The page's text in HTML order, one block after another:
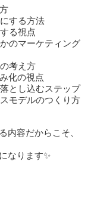
する方法
る視点
のマーケティング
考え方
化の視点
とし込むステップ
モデルのつくり方
内容だからこそ、
なります✨